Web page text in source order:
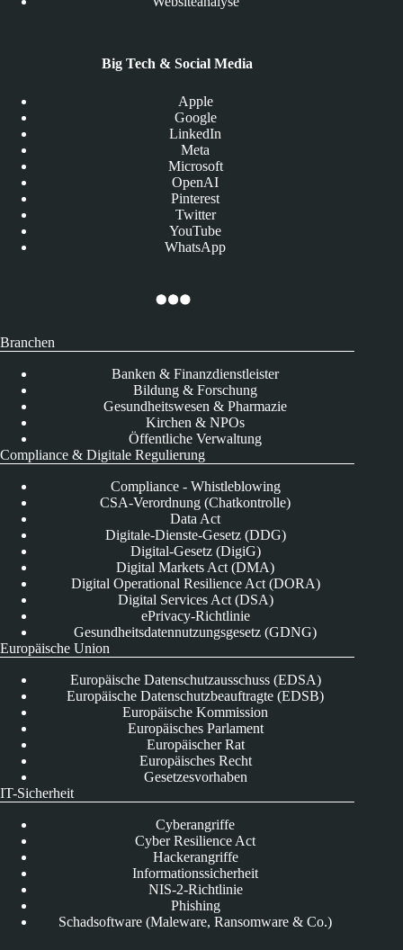
Big Tech & Social Media
Apple
Google
LinkedIn
Meta
Microsoft
OpenAI
Pinterest
Twitter
YouTube
WhatsApp
Branchen
Banken & Finanzdienstleister
Bildung & Forschung
Gesundheitswesen & Pharmazie
Kirchen & NPOs
Öffentliche Verwaltung
Compliance & Digitale Regulierung
Compliance - Whistleblowing
CSA-Verordnung (Chatkontrolle)
Data Act
Digitale-Dienste-Gesetz (DDG)
Digital-Gesetz (DigiG)
Digital Markets Act (DMA)
Digital Operational Resilience Act (DORA)
Digital Services Act (DSA)
ePrivacy-Richtlinie
Gesundheitsdatennutzungsgesetz (GDNG)
Europäische Union
Europäische Datenschutzausschuss (EDSA)
Europäische Datenschutzbeauftragte (EDSB)
Europäische Kommission
Europäisches Parlament
Europäischer Rat
Europäisches Recht
Gesetzesvorhaben
IT-Sicherheit
Cyberangriffe
Cyber Resilience Act
Hackerangriffe
Informationssicherheit
NIS-2-Richtlinie
Phishing
Schadsoftware (Maleware, Ransomware & Co.)